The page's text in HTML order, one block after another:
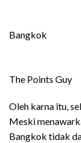
Bangkok
The Points Guy
Oleh karna itu,
Meski
Bangkok tidak